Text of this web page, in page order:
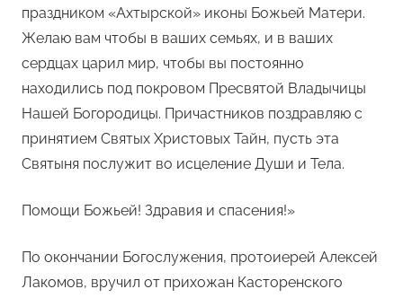
праздником «Ахтырской» иконы Божьей Матери.
Желаю вам чтобы в ваших семьях, и в ваших
сердцах царил мир, чтобы вы постоянно
находились под покровом Пресвятой Владычицы
Нашей Богородицы. Причастников поздравляю с
принятием Святых Христовых Тайн, пусть эта
Святыня послужит во исцеление Души и Тела.
Помощи Божьей! Здравия и спасения!»
По окончании Богослужения, протоиерей Алексей
Лакомов, вручил от прихожан Касторенского